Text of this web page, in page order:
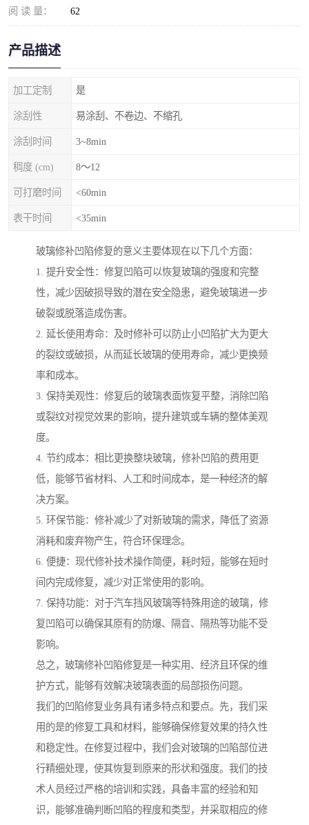
阅 读 量： 62
产品描述
加工定制 是
涂刮性 易涂刮、不卷边、不缩孔
涂刮时间 3~8min
稠度 (cm) 8～12
可打磨时间 <60min
表干时间 <35min
玻璃修补凹陷修复的意义主要体现在以下几个方面：
1. 提升安全性：修复凹陷可以恢复玻璃的强度和完整
性，减少因破损导致的潜在安全隐患，避免玻璃进一步
破裂或脱落造成伤害。
2. 延长使用寿命：及时修补可以防止小凹陷扩大为更大
的裂纹或破损，从而延长玻璃的使用寿命，减少更换频
率和成本。
3. 保持美观性：修复后的玻璃表面恢复平整，消除凹陷
或裂纹对视觉效果的影响，提升建筑或车辆的整体美观
度。
4. 节约成本：相比更换整块玻璃，修补凹陷的费用更
低，能够节省材料、人工和时间成本，是一种经济的解
决方案。
5. 环保节能：修补减少了对新玻璃的需求，降低了资源
消耗和废弃物产生，符合环保理念。
6. 便捷：现代修补技术操作简便，耗时短，能够在短时
间内完成修复，减少对正常使用的影响。
7. 保持功能：对于汽车挡风玻璃等特殊用途的玻璃，修
复凹陷可以确保其原有的防爆、隔音、隔热等功能不受
影响。
总之，玻璃修补凹陷修复是一种实用、经济且环保的维
护方式，能够有效解决玻璃表面的局部损伤问题。
我们的凹陷修复业务具有诸多特点和要点。先，我们采
用的是的修复工具和材料，能够确保修复效果的持久性
和稳定性。在修复过程中，我们会对玻璃的凹陷部位进
行精细处理，使其恢复到原来的形状和强度。我们的技
术人员经过严格的培训和实践，具备丰富的经验和知
识，能够准确判断凹陷的程度和类型，并采取相应的修